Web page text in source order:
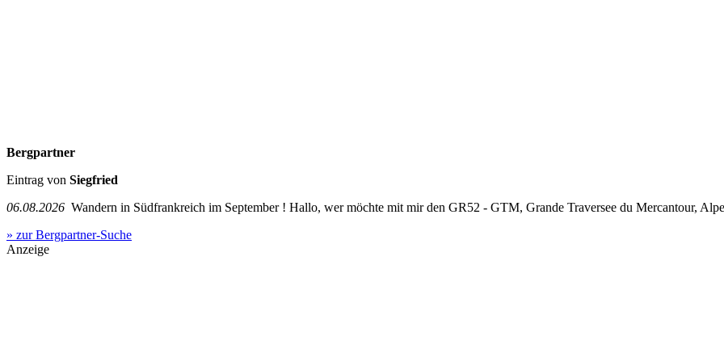
Bergpartner
Eintrag von Siegfried
06.08.2026 Wandern in Südfrankreich im September ! Hallo, wer möchte mit mir den GR52 - GTM, Grande Traversee du Mercantour,
» zur Bergpartner-Suche
Anzeige